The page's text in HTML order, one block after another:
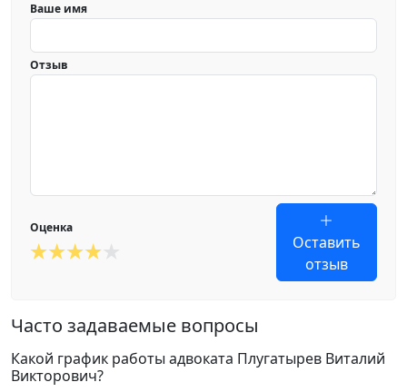
Ваше имя
Отзыв
Оценка
Оставить
отзыв
Часто задаваемые вопросы
Какой график работы адвоката Плугатырев Виталий
Викторович?